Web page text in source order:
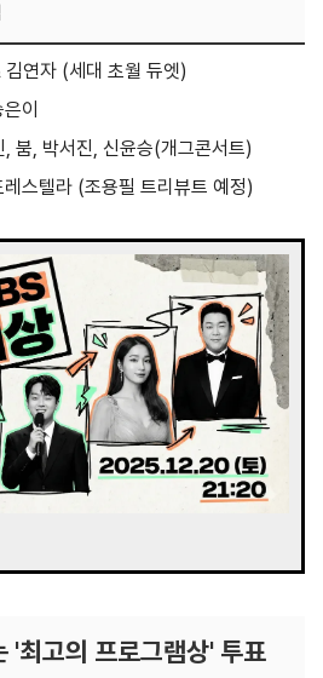
김연자 (세대 초월 듀엣)
이
, 붐, 박서진, 신윤승(개그콘서트)
스텔라 (조용필 트리뷰트 예정)
'최고의 프로그램상' 투표